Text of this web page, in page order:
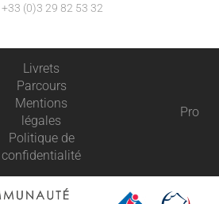
+33 (0)3 29 82 53 32
Livrets
Parcours
Mentions
légales
Politique de
confidentialité
Pro